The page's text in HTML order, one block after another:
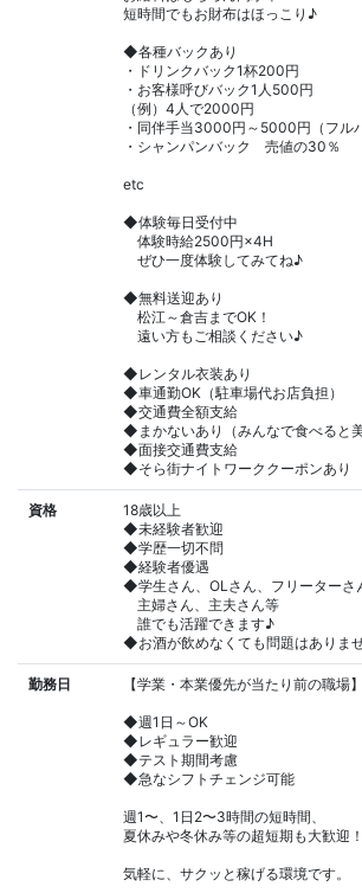
短時間でもお財布はほっこり♪
◆各種バックあり
・ドリンクバック1杯200円
・お客様呼びバック1人500円
（例）4人で2000円
・同伴手当3000円～5000円（フル
・シャンパンバック 売値の30％
etc
◆体験毎日受付中
体験時給2500円×4H
ぜひ一度体験してみてね♪
◆無料送迎あり
松江～倉吉までOK！
遠い方もご相談ください♪
◆レンタル衣装あり
◆車通勤OK（駐車場代お店負担）
◆交通費全額支給
◆まかないあり（みんなで食べると
◆面接交通費支給
◆そら街ナイトワーククーポンあり
資格
18歳以上
◆未経験者歓迎
◆学歴一切不問
◆経験者優遇
◆学生さん、OLさん、フリーターさ
主婦さん、主夫さん等
誰でも活躍できます♪
◆お酒が飲めなくても問題はありま
勤務日 【学業・本業優先が当たり前の職場】
◆週1日～OK
◆レギュラー歓迎
◆テスト期間考慮
◆急なシフトチェンジ可能
週1〜、1日2〜3時間の短時間、
夏休みや冬休み等の超短期も大歓迎！
気軽に、サクッと稼げる環境です。